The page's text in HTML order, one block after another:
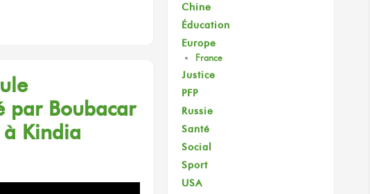
par Boubacar
à Kindia
Chine
Éducation
Europe
France
Justice
PFP
Russie
Santé
Social
Sport
USA